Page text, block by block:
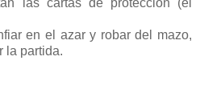
las cartas de protección (el
en el azar y robar del mazo,
la partida.